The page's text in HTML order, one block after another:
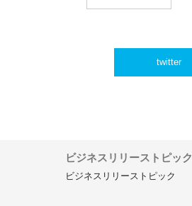
twitter
ビジネスリリーストピック
ビジネスリリーストピック